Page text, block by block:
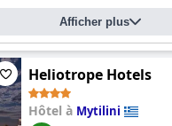
Afficher plus
Heliotrope Hotels
Hôtel à Mytilini